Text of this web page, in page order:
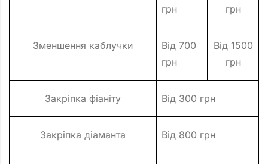
грн
грн
Зменшення каблучки
Від 700
грн
Від 1500
грн
Закріпка фіаніту Від 300 грн
Закріпка діаманта Від 800 грн